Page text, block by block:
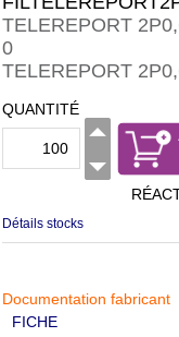
TELEREPORT
0
TELEREPORT
QUANTITÉ
Détails stocks
Documentation fabricant
FICHE